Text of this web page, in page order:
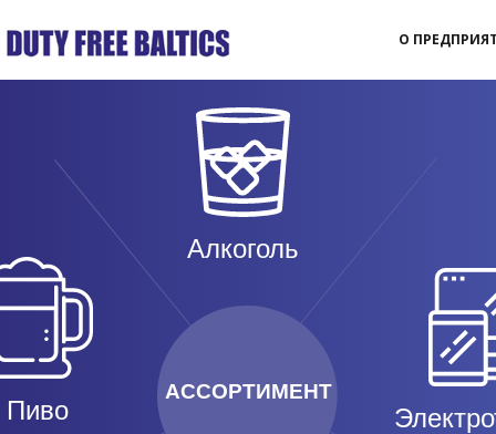
О
АССОРТИМЕНТ
Алкоголь
Пиво